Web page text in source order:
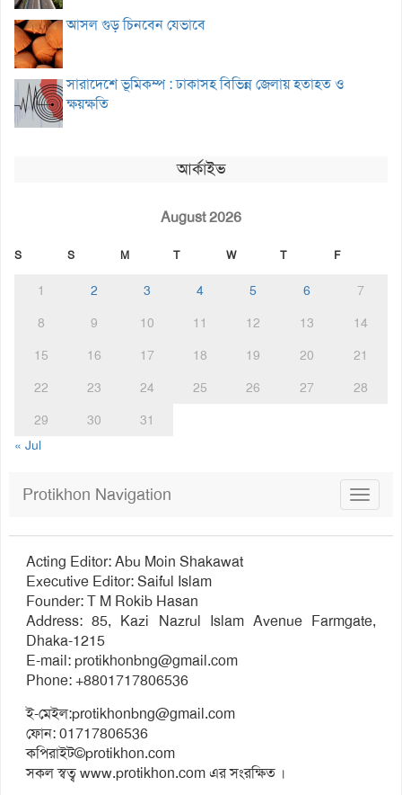
আসল গুড় চিনবেন যেভাবে
সারাদেশে ভূমিকম্প : ঢাকাসহ বিভিন্ন জেলায় হতাহত ও
ক্ষয়ক্ষতি
আর্কাইভ
August 2026
S S M T W T F
1 2 3 4 5 6
7
8
9 10 11 12 13
14
15
16 17 18 19 20
21
22
23 24 25 26 27
28
29
30
31
« Jul
Toggle
Protikhon Navigation
Acting Editor: Abu Moin Shakawat
Executive Editor: Saiful Islam
Founder: T M Rokib Hasan
Address: 85, Kazi Nazrul Islam Avenue Farmgate,
Dhaka-1215
E-mail:protikhonbng@gmail.com
Phone: +8801717806536
ই-মেইল:protikhonbng@gmail.com
ফোন: 01717806536
কপিরাইট©protikhon.com
সকল স্বত্ব www.protikhon.com এর সংরক্ষিত ।